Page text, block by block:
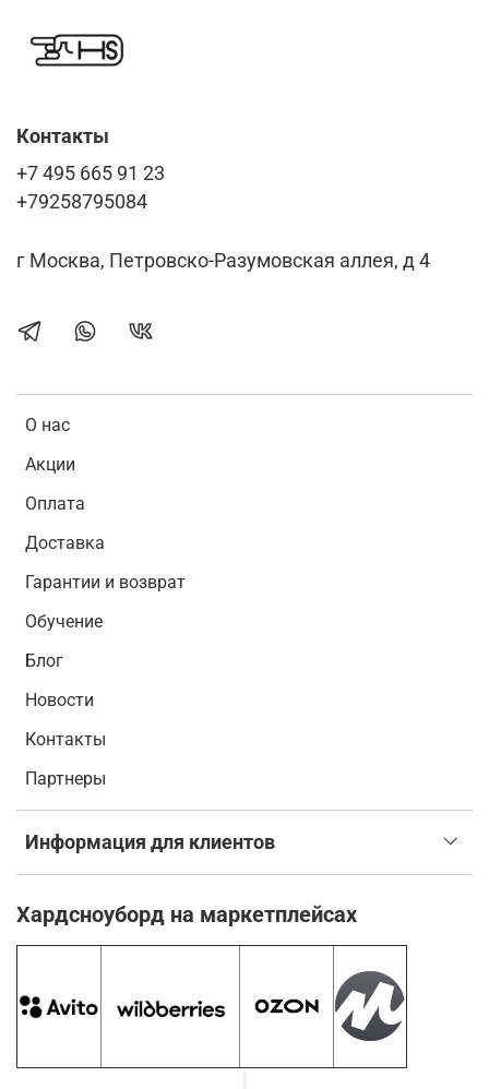
О нас
Акции
Оплата
Доставка
Гарантии и возврат
Обучение
Блог
Новости
Контакты
Партнеры
Информация для клиентов
Контакты
+7 495 665 91 23
+79258795084
г Москва, Петровско-Разумовская аллея, д 4
Хардсноуборд на маркетплейсах